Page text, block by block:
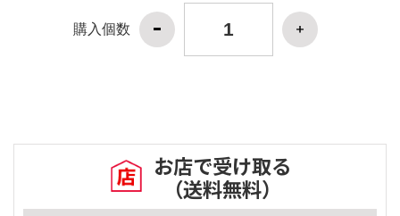
購入個数
お店で受け取る
（送料無料）